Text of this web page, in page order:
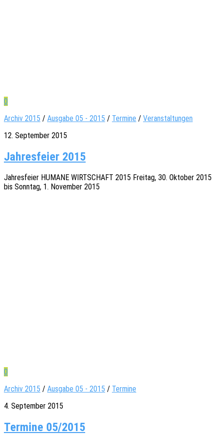
0
Archiv 2015 / Ausgabe 05 - 2015 / Termine / Veranstaltungen
12. September 2015
Jahresfeier 2015
Jahres­fei­er HUMANE WIRTSCHAFT 2015 Frei­tag, 30. Okto­ber 2015
bis Sonn­tag, 1. Novem­ber 2015
0
Archiv 2015 / Ausgabe 05 - 2015 / Termine
4. September 2015
Termine 05/2015